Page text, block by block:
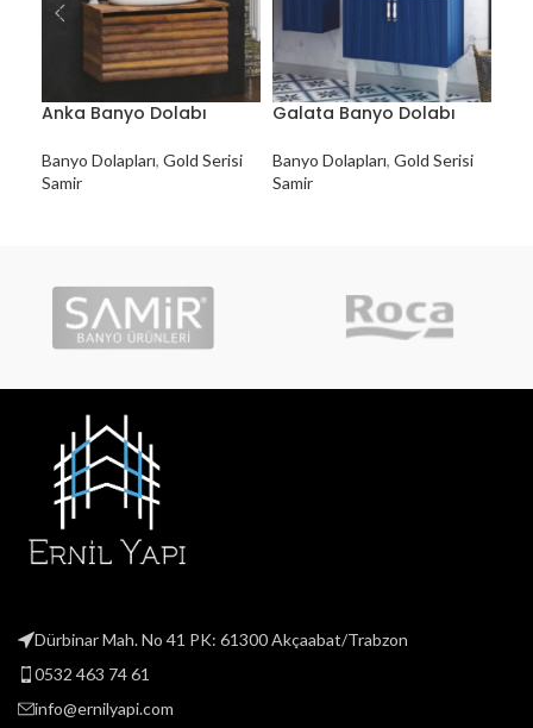
Anka Banyo Dolabı
Banyo Dolapları, Gold Serisi
Samir
Galata Banyo Dolabı
Banyo Dolapları, Gold Serisi
Samir
Dürbinar Mah. No 41 PK: 61300 Akçaabat/Trabzon
0532 463 74 61
info@ernilyapi.com